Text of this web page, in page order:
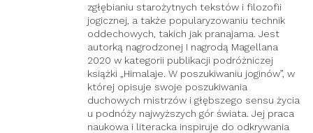
zgłębianiu starożytnych tekstów i filozofii
jogicznej, a także popularyzowaniu technik
oddechowych, takich jak pranajama. Jest
autorką nagrodzonej I nagrodą Magellana
2020 w kategorii publikacji podróżniczej
książki „Himalaje. W poszukiwaniu joginów”, w
której opisuje swoje poszukiwania
duchowych mistrzów i głębszego sensu życia
u podnóży najwyższych gór świata. Jej praca
naukowa i literacka inspiruje do odkrywania